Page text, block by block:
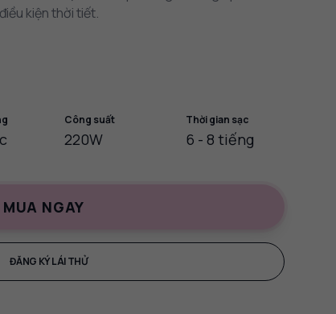
kiện thời tiết.
Công suất
220W
Thời gian sạc
6 - 8 tiếng
MUA NGAY
ĐĂNG KÝ LÁI THỬ